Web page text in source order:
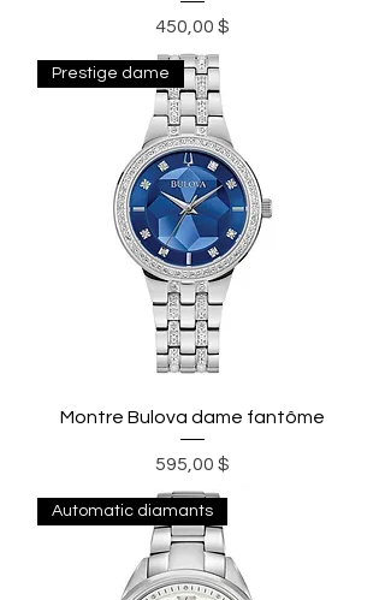
Prix
450,00 $
Prestige dame
Montre Bulova dame fantôme
Prix
595,00 $
Automatic diamants